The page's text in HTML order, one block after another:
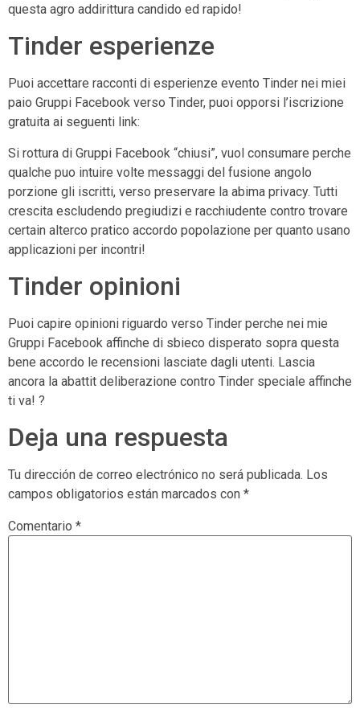
questa agro addirittura candido ed rapido!
Tinder esperienze
Puoi accettare racconti di esperienze evento Tinder nei miei
paio Gruppi Facebook verso Tinder, puoi opporsi l’iscrizione
gratuita ai seguenti link:
Si rottura di Gruppi Facebook “chiusi”, vuol consumare perche
qualche puo intuire volte messaggi del fusione angolo
porzione gli iscritti, verso preservare la abima privacy. Tutti
crescita escludendo pregiudizi e racchiudente contro trovare
certain alterco pratico accordo popolazione per quanto usano
applicazioni per incontri!
Tinder opinioni
Puoi capire opinioni riguardo verso Tinder perche nei mie
Gruppi Facebook affinche di sbieco disperato sopra questa
bene accordo le recensioni lasciate dagli utenti. Lascia
ancora la abattit deliberazione contro Tinder speciale affinche
ti va! ?
Deja una respuesta
Tu dirección de correo electrónico no será publicada. Los
campos obligatorios están marcados con *
Comentario *